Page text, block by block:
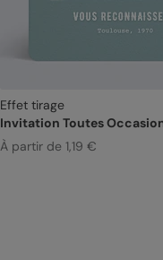
Effet tirage
Invitation Toutes
À partir de 1,19 €